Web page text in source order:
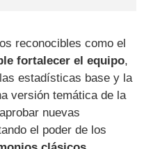
reconocibles como el
fortalecer el equipo,
estadísticas base y la
versión temática de la
nuevas
el poder de los